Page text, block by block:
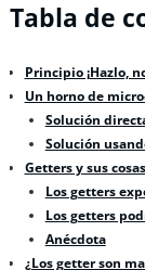
Tabla de
Principio ¡Hazlo,
Un horno de
Solución
Solución
Getters y sus cosas
Los getters
Los getters
Anécdota
¿Los getter son